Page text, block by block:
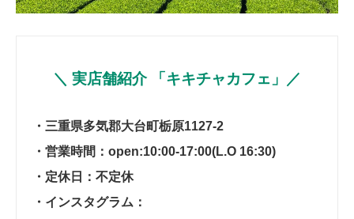
＼ 実店舗紹介 「キキチャカフェ」／
・三重県多気郡大台町栃原1127-2
・営業時間：open:10:00-17:00(L.O 16:30)
・定休日：不定休
・インスタグラム：